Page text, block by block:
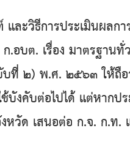
วิธีการประเมินผลกา
อบต. เรื่อง มาตรฐานทั่
บที่ ๒) พ.ศ. ๒๕๖๓ ให้ถื
บังคับต่อไปได้ แต่หาก
หวัด เสนอต่อ ก.จ. ก.ท